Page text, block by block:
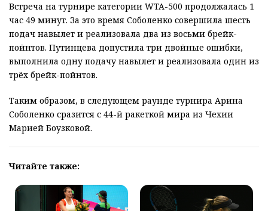
Встреча на турнире категории WTA-500 продолжалась 1
час 49 минут. За это время Соболенко совершила шесть
подач навылет и реализовала два из восьми брейк-
пойнтов. Путинцева допустила три двойные ошибки,
выполнила одну подачу навылет и реализовала один из
трёх брейк-пойнтов.
Таким образом, в следующем раунде турнира Арина
Соболенко сразится с 44-й ракеткой мира из Чехии
Марией Боузковой.
Читайте также: